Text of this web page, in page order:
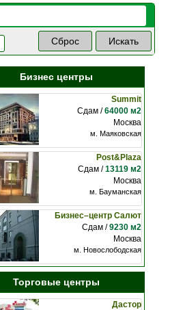
Бизнес центры
Summit
Сдам /64000 м2
Москва
м. Маяковская
Post&Plaza
Сдам /13119 м2
Москва
м. Бауманская
Бизнес–центр Салют
Сдам /9230 м2
Москва
м. Новослободская
Торговые центры
Дастор